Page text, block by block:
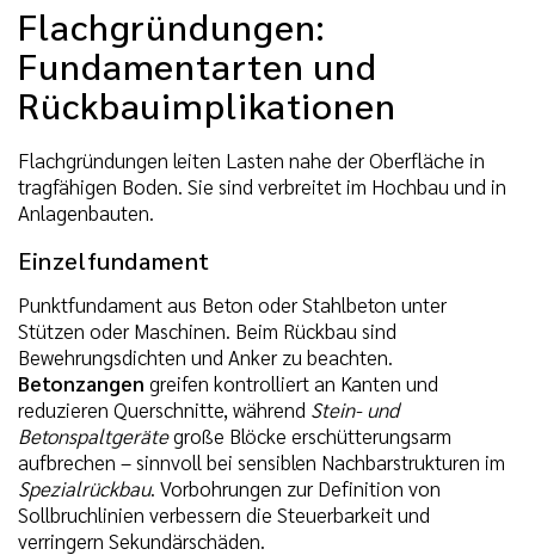
Flachgründungen:
Fundamentarten und
Rückbauimplikationen
Flachgründungen leiten Lasten nahe der Oberfläche in
tragfähigen Boden. Sie sind verbreitet im Hochbau und in
Anlagenbauten.
Einzelfundament
Punktfundament aus Beton oder Stahlbeton unter
Stützen oder Maschinen. Beim Rückbau sind
Bewehrungsdichten und Anker zu beachten.
Betonzangen greifen kontrolliert an Kanten und
reduzieren Querschnitte, während Stein- und
Betonspaltgerätegroße Blöcke erschütterungsarm
aufbrechen – sinnvoll bei sensiblen Nachbarstrukturen im
Spezialrückbau. Vorbohrungen zur Definition von
Sollbruchlinien verbessern die Steuerbarkeit und
verringern Sekundärschäden.